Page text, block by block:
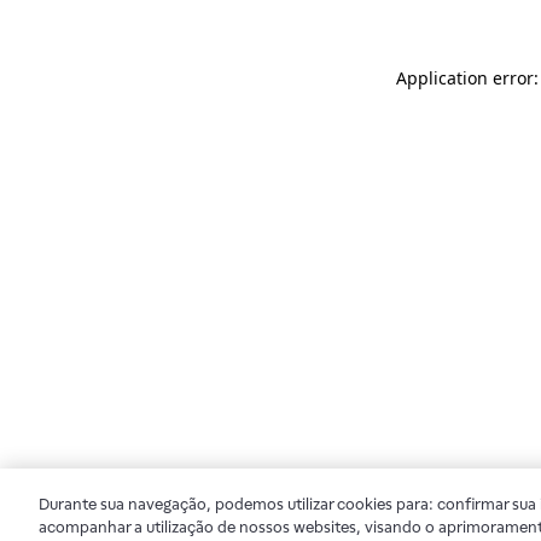
Application
Durante sua navegação, podemos utilizar cookies para: confirmar
acompanhar a utilização de nossos websites, visando o